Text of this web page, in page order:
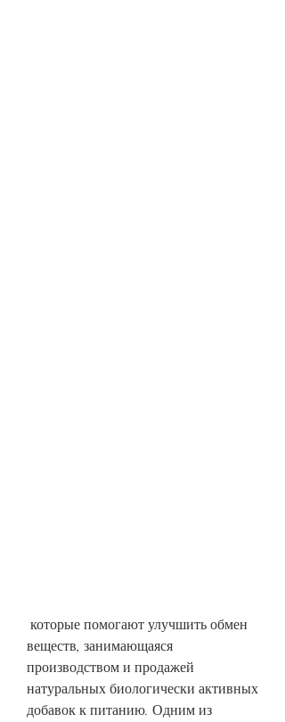
веществ, занимающаяся
производством и продажей
натуральных биологически активных
добавок к питанию. Одним из